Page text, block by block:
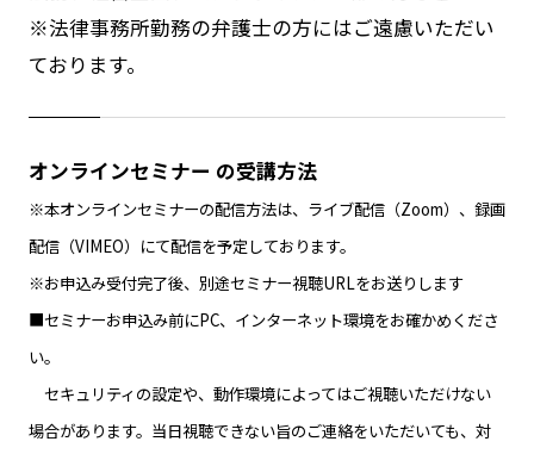
※法律事務所勤務の弁護士の方にはご遠慮いただい
ております。
オンラインセミナー の受講方法
※本オンラインセミナーの配信方法は、ライブ配信（Zoom）、録画
配信（VIMEO）にて配信を予定しております。
※お申込み受付完了後、別途セミナー視聴URLをお送りします
■セミナーお申込み前にPC、インターネット環境をお確かめくださ
い。
セキュリティの設定や、動作環境によってはご視聴いただけない
場合があります。当日視聴できない旨のご連絡をいただいても、対